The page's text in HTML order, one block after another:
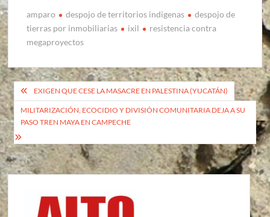
amparo despojo de territorios indigenas
despojo de
tierras por inmobiliarias
ixil
resistencia contra
megaproyectos
Navegación
de
entradas
EXIGEN QUE CESE LA MASACRE EN PALESTINA (YUCATÁN)
MILITARIZACIÓN, ECOCIDIO Y DIVISIÓN COMUNITARIA DEJA A SU
PASO TREN MAYA EN CAMPECHE